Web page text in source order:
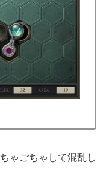
ゃごちゃして混乱し